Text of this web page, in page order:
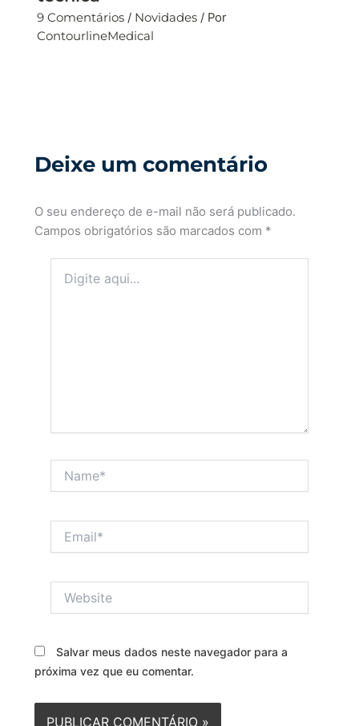
9 Comentários / Novidades/ Por
ContourlineMedical
Deixe um comentário
O seu endereço de e-mail não será publicado.
Campos obrigatórios são marcados com *
aqui...
Salvar meus dados neste navegador para a
próxima vez que eu comentar.